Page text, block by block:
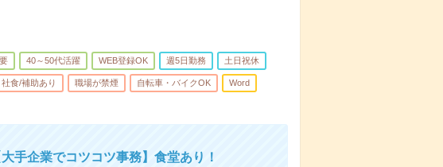
40～50代活躍 WEB登録OK 週5日勤務 土日祝休
社食/補助あり 職場が禁煙 自転車・バイクOK Word
手企業でコツコツ事務】食堂あり！